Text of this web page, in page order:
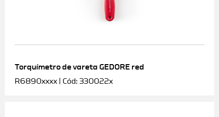
Torquímetro de vareta GEDORE red
R6890xxxx | Cód: 330022x